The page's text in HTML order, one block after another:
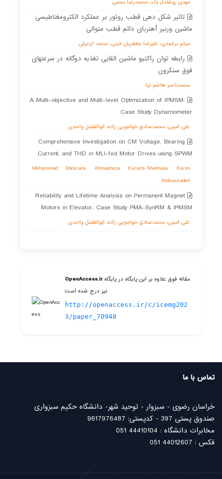
مهدی روشندل بناء، محمدرضا بسمی
تاثیر شکل دهی قطب روتور بر عملکرد الکترومغناطیسی
ماشین ورنیر آهنربای دائم قطب متوالی
میثم برغمدی، علیرضا جعفریان فینی، محمد اردبیلی
رابطه توان راکتیو ماشین القایی تغذیه دوگانه در سرعتهای
فوق سنکرون
محمدناصر هاشم نیا
A Multi-objective and Multi-level Optimization of IPMSM:
Case Study Dynamometer
علی امینی، محمدصادق خواجویی زاده، ابوالفضل واحدی
Comprehensive Investigation on CM Voltage, Bearing
Current, and THD in MLI-fed Motor Drives using SPWM
Mohammad Shokrani، Ahmadreza Karami-Shahnani، Karim
Abbaszadeh
Reliability and Lifetime Analysis on Permanent Magnet
Motors in Elevator: Case Study PMA-SynRM & IPMSM
علی امینی، محمدصادق خواجویی زاده، ابوالفضل واحدی
مقاله فوق علاوه بر این پایگاه در پایگاهOpenAccess.ir
نیز درج شده است
http://openaccess.ir/c/icemg202
3/paper_70948
تماس با ما
خراسان رضوی - سبزوار - توحید شهر- دانشگاه حکیم سبزواری
صندوق پستی 397 - کدپستی: 9617976487
مخابرات دانشگاه : 44410104 051
فکس : 44012607 051